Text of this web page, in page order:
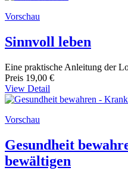
Vorschau
Sinnvoll leben
Eine praktische Anleitung der
Preis 19,00 €
View Detail
Vorschau
Gesundheit
bewältigen